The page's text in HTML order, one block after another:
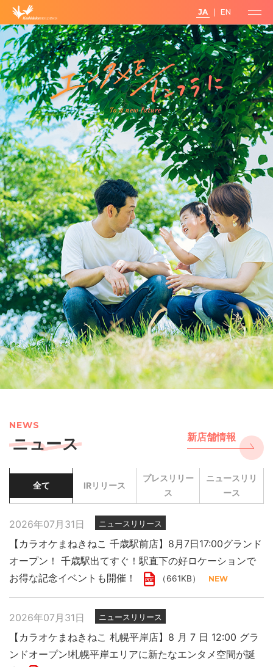
NEWS
ニュース 新店舗情報
全て IRリリース
プレスリリー
ス
ニュースリリ
ース
2026年07月31日 ニュースリリース
【カラオケまねきねこ 千歳駅前店】8月7日17:00グランド
オープン！ 千歳駅出てすぐ！駅直下の好ロケーションで
お得な記念イベントも開催！
（661KB）
2026年07月31日 ニュースリリース
【カラオケまねきねこ 札幌平岸店】8 月 7 日 12:00 グラ
ンドオープン!札幌平岸エリアに新たなエンタメ空間が誕
JA EN